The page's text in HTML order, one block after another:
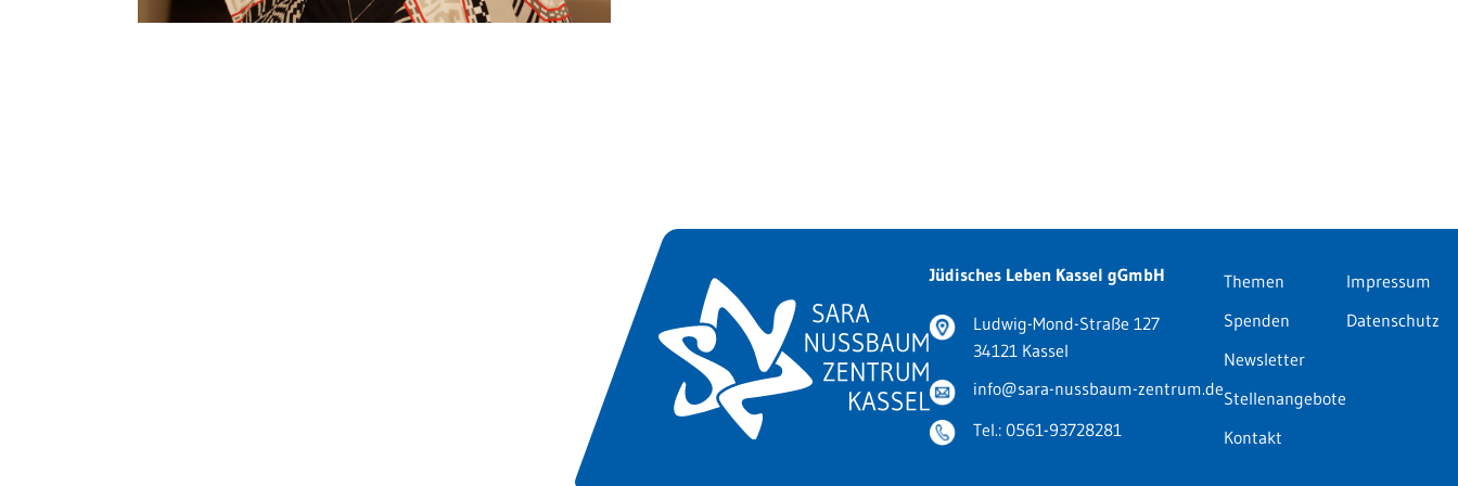
Jüdisches Leben Kassel gGmbH
Ludwig-Mond-Straße 127
34121 Kassel
info@sara-nussbaum-zentrum.de
Tel.: 0561-93728281
Themen
Spenden
Newsletter
Stellenangebote
Kontakt
Impressum
Datenschutz